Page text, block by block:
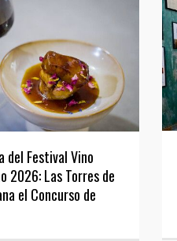
del Festival Vino
2026: Las Torres de
el Concurso de